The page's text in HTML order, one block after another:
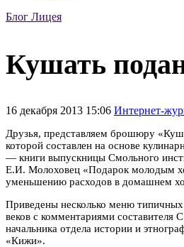
Блог Лицея
Кушать
16 декабря 2013 15:06 Интернет-
Друзья, представляем брошюру
которой составлен на основе
— книги выпускницы Смольного
Е.И. Молоховец «Подарок молодым
уменьшению расходов в домашнем
Приведены несколько меню
веков с комментариями составителя
начальника отдела истории и
«Кижи».